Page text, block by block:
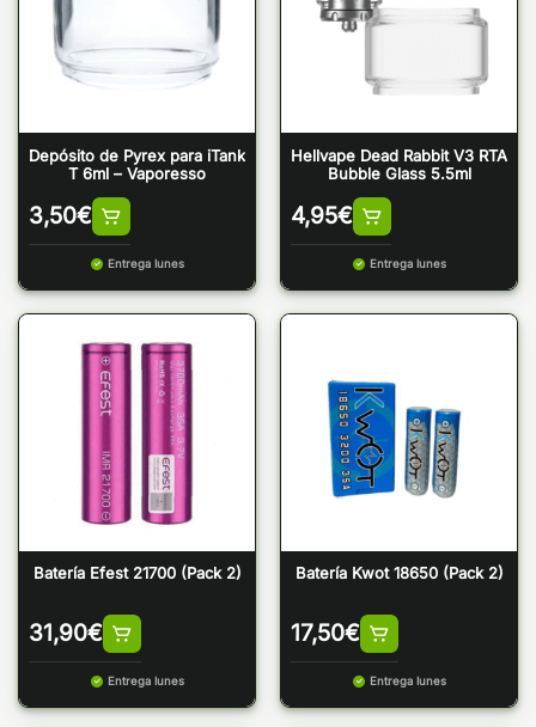
Depósito de Pyrex para iTank
T 6ml – Vaporesso
3,50€
Entrega lunes
Hellvape Dead Rabbit V3 RTA
Bubble Glass 5.5ml
4,95€
Entrega lunes
Batería Efest 21700 (Pack 2)
31,90€
Entrega lunes
Batería Kwot 18650 (Pack 2)
17,50€
Entrega lunes